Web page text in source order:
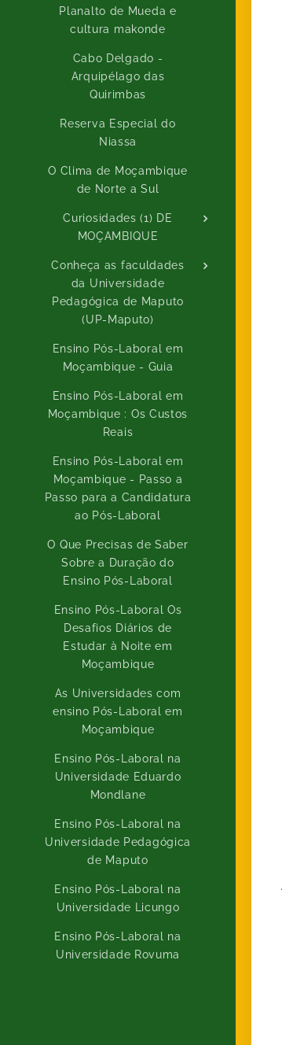
Planalto de Mueda e
cultura makonde
Cabo Delgado -
Arquipélago das
Quirimbas
Reserva Especial do
Niassa
O Clima de Moçambique
de Norte a Sul
Curiosidades (1) DE
MOÇAMBIQUE
Conheça as faculdades
da Universidade
Pedagógica de Maputo
(UP-Maputo)
Ensino Pós-Laboral em
Moçambique - Guia
Ensino Pós-Laboral em
Moçambique : Os Custos
Reais
Ensino Pós-Laboral em
Moçambique - Passo a
Passo para a Candidatura
ao Pós-Laboral
O Que Precisas de Saber
Sobre a Duração do
Ensino Pós-Laboral
Ensino Pós-Laboral Os
Desafios Diários de
Estudar à Noite em
Moçambique
As Universidades com
ensino Pós-Laboral em
Moçambique
Ensino Pós-Laboral na
Universidade Eduardo
Mondlane
Ensino Pós-Laboral na
Universidade Pedagógica
de Maputo
Ensino Pós-Laboral na
Universidade Licungo
Ensino Pós-Laboral na
Universidade Rovuma